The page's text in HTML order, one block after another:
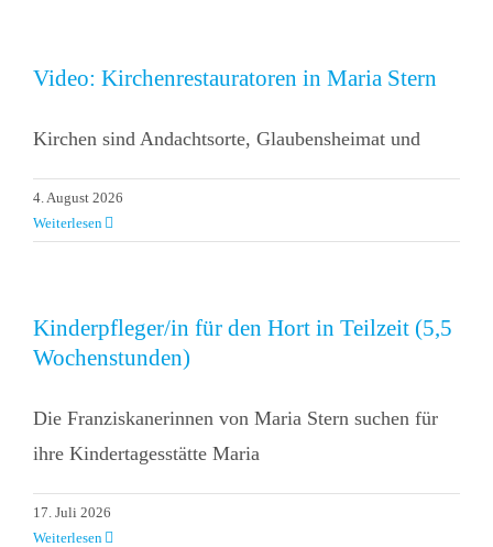
Video: Kirchenrestauratoren in Maria Stern
Kirchen sind Andachtsorte, Glaubensheimat und
4. August 2026
Weiterlesen
Kinderpfleger/in für den Hort in Teilzeit (5,5
Wochenstunden)
Die Franziskanerinnen von Maria Stern suchen für
ihre Kindertagesstätte Maria
17. Juli 2026
Weiterlesen